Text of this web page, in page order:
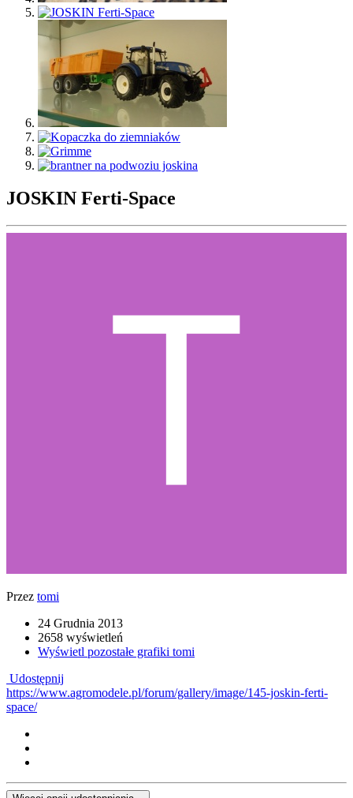
JOSKIN Ferti-Space
Przez tomi
24 Grudnia 2013
2658 wyświetleń
Wyświetl pozostałe grafiki tomi
Udostępnij
https://www.agromodele.pl/forum/gallery/image/145-joskin-ferti-
space/